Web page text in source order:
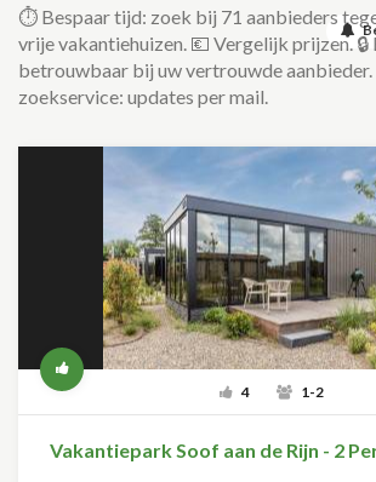
⏱️ Bespaar tijd: zoek bij 71 aanbieders
vrije vakantiehuizen. 💶 Vergelijk prijzen. 🔒
betrouwbaar bij uw vertrouwde
zoekservice: updates per mail.
4 1-2
Vakantiepark Soof aan de Rijn - 2